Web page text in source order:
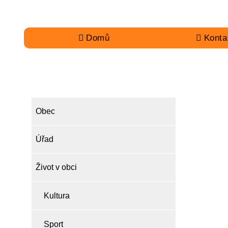
Domů
Obec
Úřad
Život v obci
Kultura
Sport